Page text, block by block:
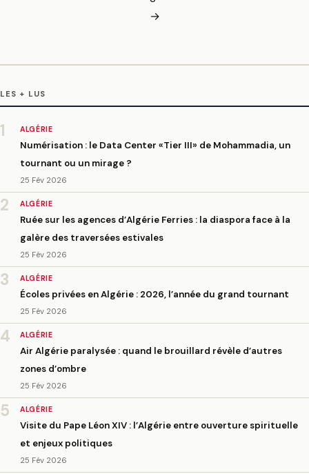
→
LES + LUS
1 ALGÉRIE
Numérisation : le Data Center «Tier III» de Mohammadia, un
tournant ou un mirage ?
25 Fév 2026
2 ALGÉRIE
Ruée sur les agences d’Algérie Ferries : la diaspora face à la
galère des traversées estivales
25 Fév 2026
3 ALGÉRIE
Écoles privées en Algérie : 2026, l’année du grand tournant
25 Fév 2026
4 ALGÉRIE
Air Algérie paralysée : quand le brouillard révèle d’autres
zones d’ombre
25 Fév 2026
5 ALGÉRIE
Visite du Pape Léon XIV : l’Algérie entre ouverture spirituelle
et enjeux politiques
25 Fév 2026